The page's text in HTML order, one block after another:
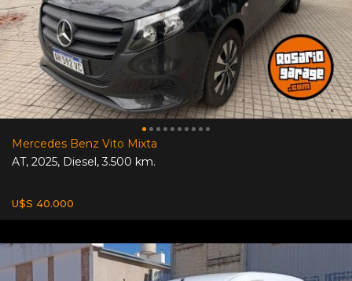
Mercedes Benz Vito Mixta
AT, 2025, Diesel,3.500 km.
U$S 40.000